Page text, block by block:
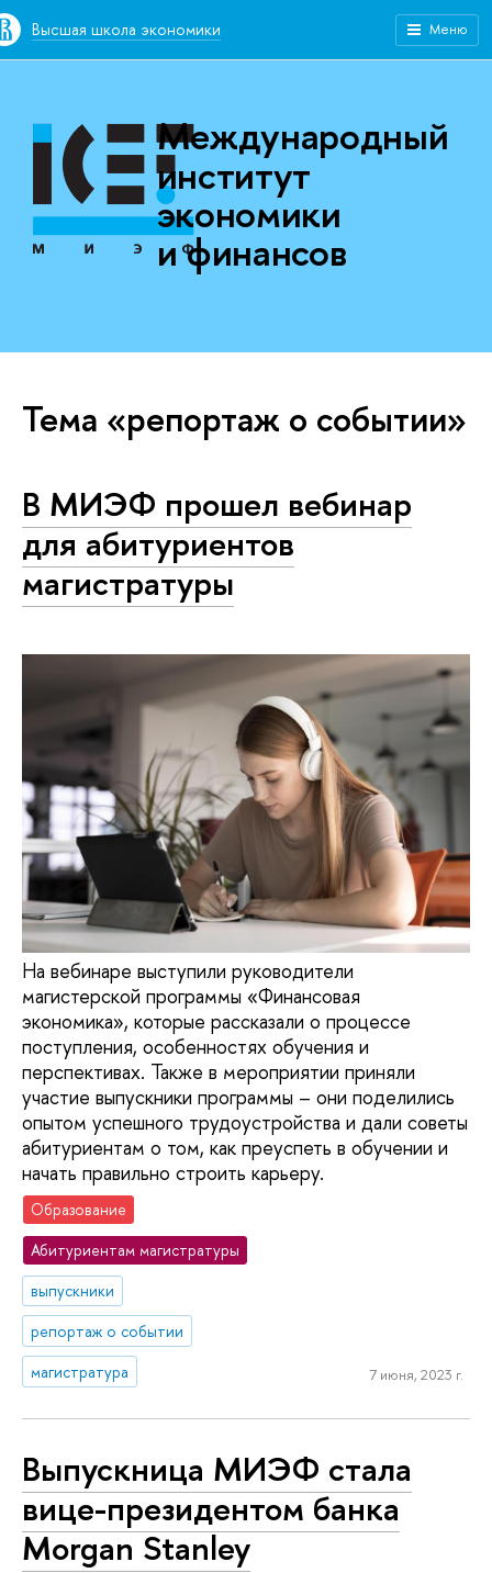
Высшая школа экономики Меню
Международный
институт
экономики
и финансов
Тема «репортаж о событии»
В МИЭФ прошел вебинар
для абитуриентов
магистратуры
На вебинаре выступили руководители
магистерской программы «Финансовая
экономика», которые рассказали о процессе
поступления, особенностях обучения и
перспективах. Также в мероприятии приняли
участие выпускники программы – они поделились
опытом успешного трудоустройства и дали советы
абитуриентам о том, как преуспеть в обучении и
начать правильно строить карьеру.
Образование
Абитуриентам магистратуры
выпускники
репортаж о событии
магистратура
7 июня, 2023 г.
Выпускница МИЭФ стала
вице-президентом банка
Morgan Stanley